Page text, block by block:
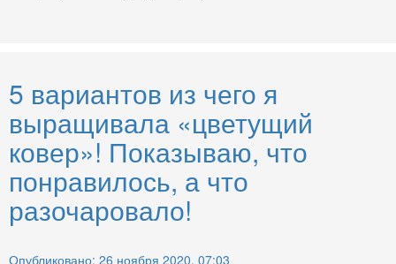
5 вариантов из чего я
выращивала «цветущий
ковер»! Показываю, что
понравилось, а что
разочаровало!
Опубликовано: 26 ноября 2020, 07:03